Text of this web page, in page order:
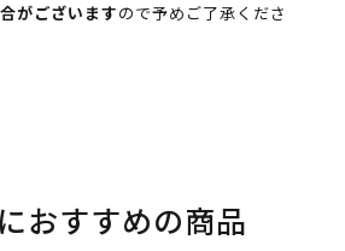
がございますので予めご了承くださ
おすすめの商品